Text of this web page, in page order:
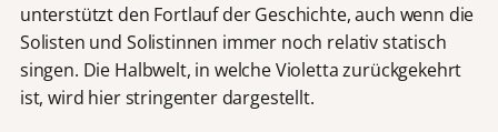
unterstützt den Fortlauf der Geschichte, auch wenn die
Solisten und Solistinnen immer noch relativ statisch
singen. Die Halbwelt, in welche Violetta zurückgekehrt
ist, wird hier stringenter dargestellt.